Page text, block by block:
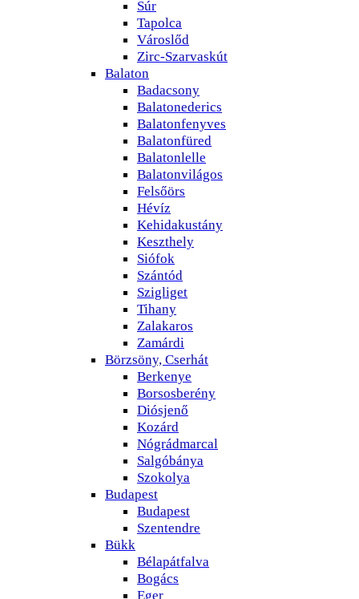
Súr
Tapolca
Városlőd
Zirc-Szarvaskút
Balaton
Badacsony
Balatonederics
Balatonfenyves
Balatonfüred
Balatonlelle
Balatonvilágos
Felsőörs
Hévíz
Kehidakustány
Keszthely
Siófok
Szántód
Szigliget
Tihany
Zalakaros
Zamárdi
Börzsöny, Cserhát
Berkenye
Borsosberény
Diósjenő
Kozárd
Nógrádmarcal
Salgóbánya
Szokolya
Budapest
Budapest
Szentendre
Bükk
Bélapátfalva
Bogács
Eger